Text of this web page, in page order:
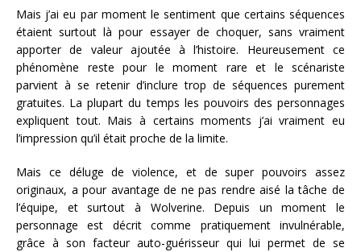
Mais j’ai eu par moment le sentiment que certains séquences
étaient surtout là pour essayer de choquer, sans vraiment
apporter de valeur ajoutée à l’histoire. Heureusement ce
phénomène reste pour le moment rare et le scénariste
parvient à se retenir d’inclure trop de séquences purement
gratuites. La plupart du temps les pouvoirs des personnages
expliquent tout. Mais à certains moments j’ai vraiment eu
l’impression qu’il était proche de la limite.
Mais ce déluge de violence, et de super pouvoirs assez
originaux, a pour avantage de ne pas rendre aisé la tâche de
l’équipe, et surtout à Wolverine. Depuis un moment le
personnage est décrit comme pratiquement invulnérable,
grâce à son facteur auto-guérisseur qui lui permet de se